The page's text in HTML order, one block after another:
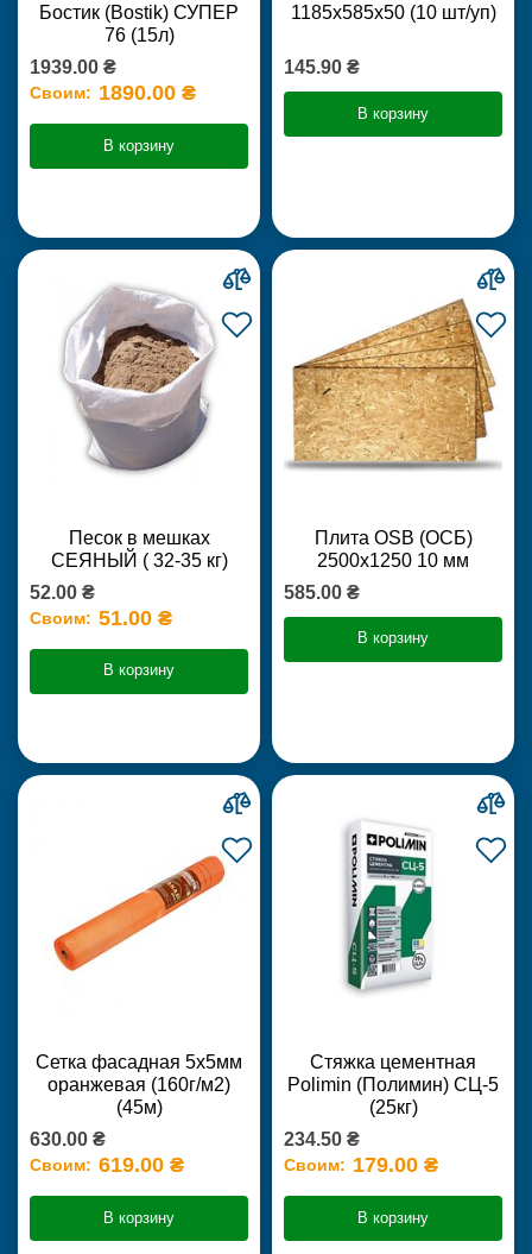
Бостик (Bostik) СУПЕР
76 (15л)
1939.00 ₴
Своим: 1890.00 ₴
В корзину
1185х585х50 (10 шт/уп)
145.90 ₴
В корзину
Песок в мешках
СЕЯНЫЙ ( 32-35 кг)
52.00 ₴
Своим: 51.00 ₴
В корзину
Плита OSB (ОСБ)
2500х1250 10 мм
585.00 ₴
В корзину
Сетка фасадная 5х5мм
оранжевая (160г/м2)
(45м)
630.00 ₴
Своим: 619.00 ₴
В корзину
Стяжка цементная
Polimin (Полимин) СЦ-5
(25кг)
234.50 ₴
Своим: 179.00 ₴
В корзину